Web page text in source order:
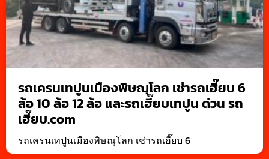
รถเครนเทปูนเมืองพิษณุโลก เช่ารถเฮี๊ยบ 6
ล้อ 10 ล้อ 12 ล้อ และรถเฮี๊ยบเทปูน ด่วน รถ
เฮี๊ยบ.com
รถเครนเทปูนเมืองพิษณุโลก เช่ารถเฮี๊ยบ 6